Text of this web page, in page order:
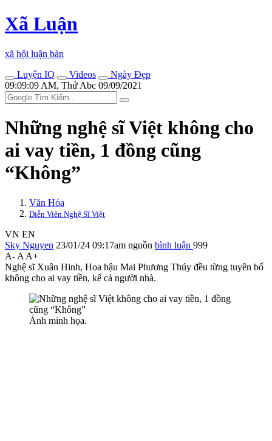
Xã Luận
xã hội luận bàn
Luyện IQ
Videos
Ngày Đẹp
09:09:09 AM, Thứ Abc 09/09/2021
Những nghệ sĩ Việt không cho
ai vay tiền, 1 đồng cũng
“Không”
Văn Hóa
Diễn Viên Nghệ Sĩ Việt
VN EN
Sky Nguyen 23/01/24 09:17am nguồn bình luận 999
A- A A+
Nghệ sĩ Xuân Hinh, Hoa hậu Mai Phương Thúy đều từng tuyên bố
không cho ai vay tiền, kể cả người nhà.
Ảnh minh họa.